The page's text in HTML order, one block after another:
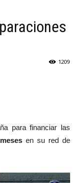
1209
para financiar las
en su red de